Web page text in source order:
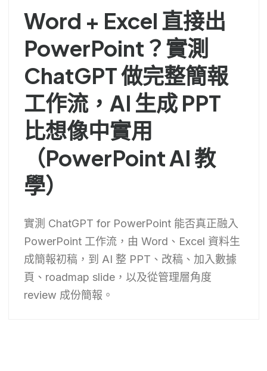
Word + Excel 直接出
PowerPoint？實測
ChatGPT 做完整簡報
工作流，AI 生成 PPT
比想像中實用
（PowerPoint AI 教
學）
實測 ChatGPT for PowerPoint 能否真正融入
PowerPoint 工作流，由 Word、Excel 資料生
成簡報初稿，到 AI 整 PPT、改稿、加入數據
頁、roadmap slide，以及從管理層角度
review 成份簡報。